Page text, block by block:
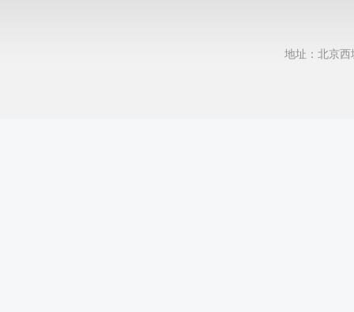
地址：北京西